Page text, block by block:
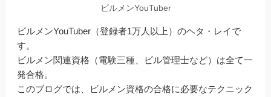
ビルメンYouTuber
ビルメンYouTuber（登録者1万人以上）のヘタ・レイで
す。
ビルメン関連資格（電験三種、ビル管理士など）は全て一
発合格。
このブログでは、ビルメン資格の合格に必要なテクニック